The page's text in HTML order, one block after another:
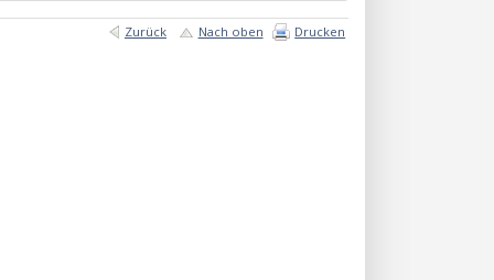
Zurück Nach oben Drucken